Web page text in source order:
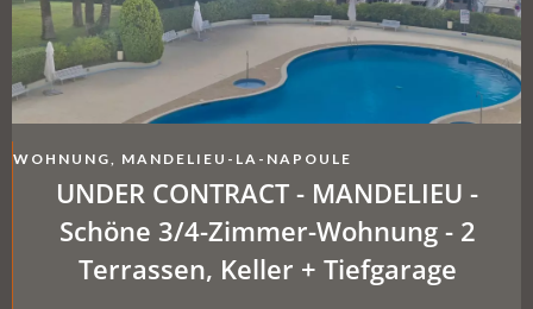
WOHNUNG, MANDELIEU-LA-NAPOULE
UNDER CONTRACT - MANDELIEU -
Schöne 3/4-Zimmer-Wohnung - 2
Terrassen, Keller + Tiefgarage